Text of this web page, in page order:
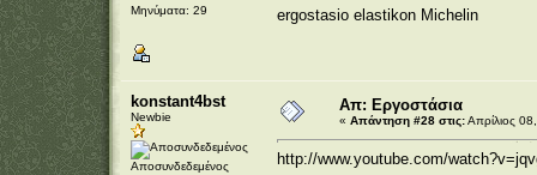
Μηνύματα: 29
ergostasio elastikon Michelin
konstant4bst
Newbie
Αποσυνδεδεμένος
Απ: Εργοστάσια
« Απάντηση #28 στις:Απρίλιος
http://www.youtube.com/